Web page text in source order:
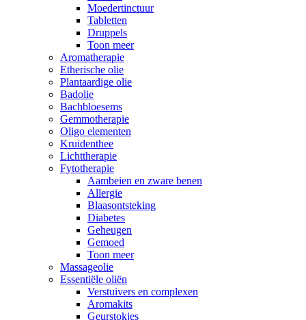
Moedertinctuur
Tabletten
Druppels
Toon meer
Aromatherapie
Etherische olie
Plantaardige olie
Badolie
Bachbloesems
Gemmotherapie
Oligo elementen
Kruidenthee
Lichttherapie
Fytotherapie
Aambeien en zware benen
Allergie
Blaasontsteking
Diabetes
Geheugen
Gemoed
Toon meer
Massageolie
Essentiële oliën
Verstuivers en complexen
Aromakits
Geurstokjes